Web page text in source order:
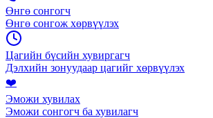
Өнгө сонгогч
Өнгө сонгож хөрвүүлэх
Цагийн бүсийн хувиргагч
Дэлхийн зонуудаар цагийг хөрвүүлэх
❤️
Эможи хувилах
Эможи сонгогч ба хувилагч